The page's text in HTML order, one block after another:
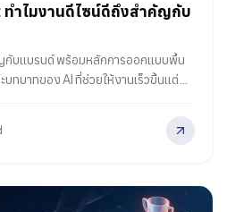
ำไมงานดีไซน์ดีถึงสำคัญกับ
กับแบรนด์ พร้อมหลักการออกแบบพื้น
ทบาทของ AI ที่ช่วยให้งานเร็วขึ้นแต่